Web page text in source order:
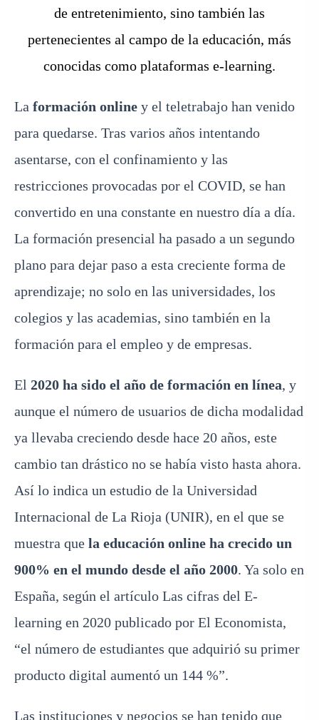
de entretenimiento, sino también las
pertenecientes al campo de la educación, más
conocidas como plataformas e-learning.
La formación online y el teletrabajo han venido
para quedarse. Tras varios años intentando
asentarse, con el confinamiento y las
restricciones provocadas por el COVID, se han
convertido en una constante en nuestro día a día.
La formación presencial ha pasado a un segundo
plano para dejar paso a esta creciente forma de
aprendizaje; no solo en las universidades, los
colegios y las academias, sino también en la
formación para el empleo y de empresas.
El 2020 ha sido el año de formación en línea, y
aunque el número de usuarios de dicha modalidad
ya llevaba creciendo desde hace 20 años, este
cambio tan drástico no se había visto hasta ahora.
Así lo indica un estudio de la Universidad
Internacional de La Rioja (UNIR), en el que se
muestra que la educación online ha crecido un
900% en el mundo desde el año 2000. Ya solo en
España, según el artículo Las cifras del E-
learning en 2020 publicado por El Economista,
“el número de estudiantes que adquirió su primer
producto digital aumentó un 144 %”.
Las instituciones y negocios se han tenido que